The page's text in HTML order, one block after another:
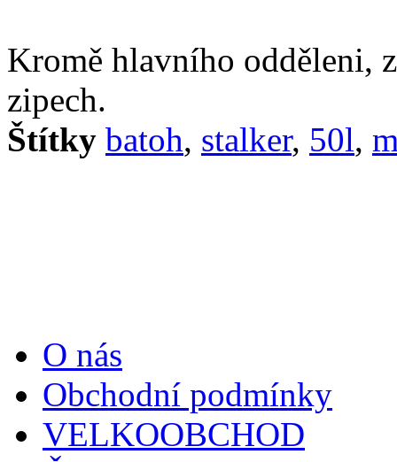
Kromě hlavního odděleni,
zipech.
Štítky batoh, stalker, 50l,
O nás
Obchodní podmínky
VELKOOBCHOD